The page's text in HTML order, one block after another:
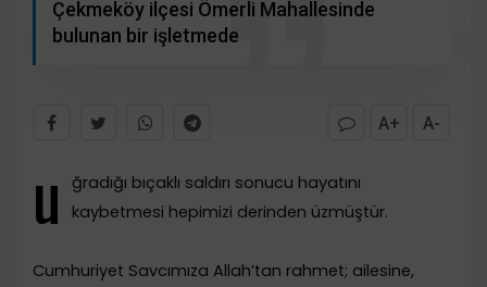
Çekmeköy ilçesi Ömerli Mahallesinde
bulunan bir işletmede
A+ A-
u
ğradığı bıçaklı saldırı sonucu hayatını
kaybetmesi hepimizi derinden üzmüştür.
Cumhuriyet Savcımıza Allah’tan rahmet; ailesine,